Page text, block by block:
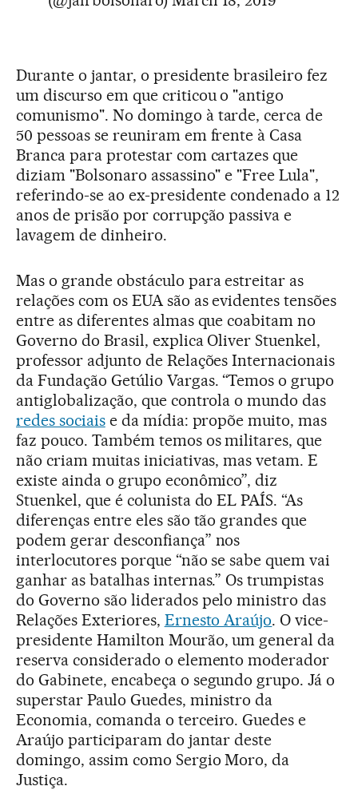
Durante o jantar, o presidente brasileiro fez
um discurso em que criticou o "antigo
comunismo". No domingo à tarde, cerca de
50 pessoas se reuniram em frente à Casa
Branca para protestar com cartazes que
diziam "Bolsonaro assassino" e "Free Lula",
referindo-se ao ex-presidente condenado a 12
anos de prisão por corrupção passiva e
lavagem de dinheiro.
Mas o grande obstáculo para estreitar as
relações com os EUA são as evidentes tensões
entre as diferentes almas que coabitam no
Governo do Brasil, explica Oliver Stuenkel,
professor adjunto de Relações Internacionais
da Fundação Getúlio Vargas. “Temos o grupo
antiglobalização, que controla o mundo das
redes sociaise da mídia: propõe muito, mas
faz pouco. Também temos os militares, que
não criam muitas iniciativas, mas vetam. E
existe ainda o grupo econômico”, diz
Stuenkel, que é colunista do EL PAÍS. “As
diferenças entre eles são tão grandes que
podem gerar desconfiança” nos
interlocutores porque “não se sabe quem vai
ganhar as batalhas internas.” Os trumpistas
do Governo são liderados pelo ministro das
Relações Exteriores, Ernesto Araújo. O vice-
presidente Hamilton Mourão, um general da
reserva considerado o elemento moderador
do Gabinete, encabeça o segundo grupo. Já o
superstar Paulo Guedes, ministro da
Economia, comanda o terceiro. Guedes e
Araújo participaram do jantar deste
domingo, assim como Sergio Moro, da
Justiça.